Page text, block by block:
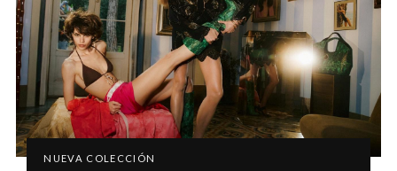
NUEVA COLECCIÓN